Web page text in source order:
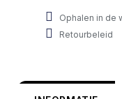
Ophalen in de
Retourbeleid